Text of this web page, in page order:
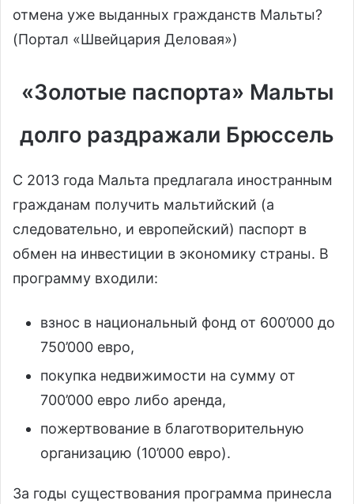
отмена уже выданных гражданств Мальты?
(Портал «Швейцария Деловая»)
«Золотые паспорта» Мальты
долго раздражали Брюссель
С 2013 года Мальта предлагала иностранным
гражданам получить мальтийский (а
следовательно, и европейский) паспорт в
обмен на инвестиции в экономику страны. В
программу входили:
взнос в национальный фонд от 600’000 до
750’000 евро,
покупка недвижимости на сумму от
700’000 евро либо аренда,
пожертвование в благотворительную
организацию (10’000 евро).
За годы существования программа принесла